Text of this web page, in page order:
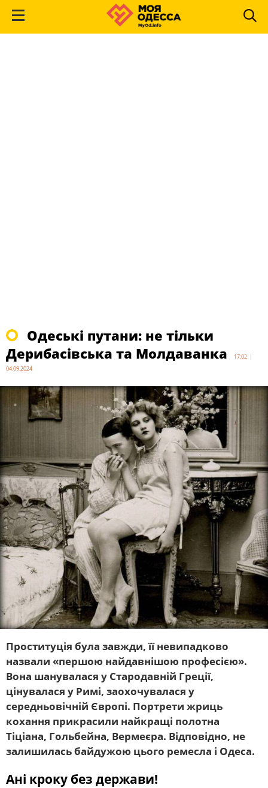
Одеські путани: не тільки
Дерибасівська та Молдаванка
17:02 |
04.09.2024
Проституція була завжди, її невипадково
назвали «першою найдавнішою професією».
Вона шанувалася у Стародавній Греції,
цінувалася у Римі, заохочувалася у
середньовічній Європі. Портрети жриць
кохання прикрасили найкращі полотна
Тіціана, Гольбейна, Вермеєра. Відповідно, не
залишилась байдужою цього ремесла і Одеса.
Ані кроку без держави!